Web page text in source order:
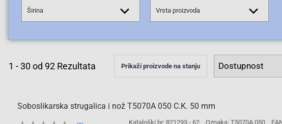
Širina Vrsta proizvoda
1 - 30 od 92 Rezultata Prikaži proizvode na stanju
Soboslikarska strugalica i nož T5070A 050 C.K. 50 mm
Kataloški br: 821293 - 62 Oznaka: T5070A 050